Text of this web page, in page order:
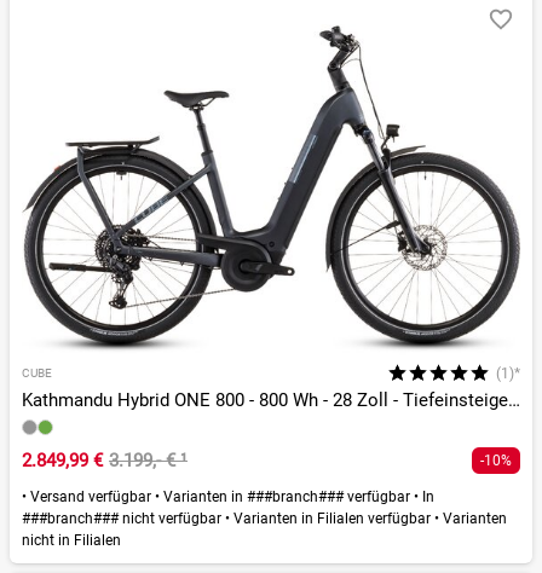
CUBE (1)*
Kathmandu Hybrid ONE 800 - 800 Wh - 28 Zoll - Tiefeinsteiger - 2026
2.849,99 € 3.199,- €¹ -10%
• Versand verfügbar • Varianten in ###branch### verfügbar • In
###branch### nicht verfügbar • Varianten in Filialen verfügbar • Varianten
nicht in Filialen